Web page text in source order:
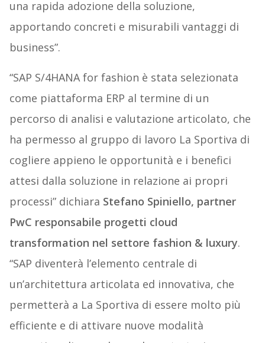
una rapida adozione della soluzione,
apportando concreti e misurabili vantaggi di
business”.
“SAP S/4HANA for fashion è stata selezionata
come piattaforma ERP al termine di un
percorso di analisi e valutazione articolato, che
ha permesso al gruppo di lavoro La Sportiva di
cogliere appieno le opportunità e i benefici
attesi dalla soluzione in relazione ai propri
processi” dichiara Stefano Spiniello, partner
PwC responsabile progetti cloud
transformation nel settore fashion & luxury.
“SAP diventerà l’elemento centrale di
un’architettura articolata ed innovativa, che
permetterà a La Sportiva di essere molto più
efficiente e di attivare nuove modalità